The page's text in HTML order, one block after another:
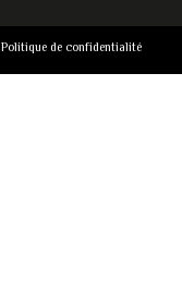
Politique de confidentialité